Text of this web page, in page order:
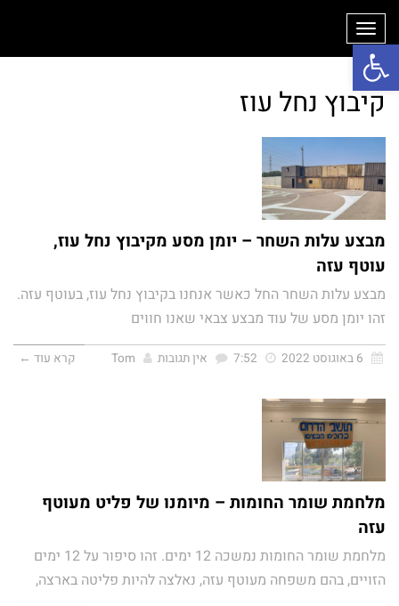
פתח סרגל נגישות
תפריט
קיבוץ נחל עוז
מבצע עלות השחר – יומן מסע מקיבוץ נחל עוז,
עוטף עזה
מבצע עלות השחר החל כאשר אנחנו בקיבוץ נחל עוז, בעוטף עזה.
זהו יומן מסע של עוד מבצע צבאי שאנו חווים
אין תגובות Tom קרא עוד ←
מלחמת שומר החומות – מיומנו של פליט מעוטף
עזה
מלחמת שומר החומות נמשכה 12 ימים. זהו סיפור על 12 ימים
הזויים, בהם משפחה מעוטף עזה, נאלצה להיות פליטה בארצה,